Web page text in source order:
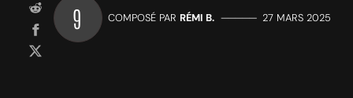
9 COMPOSÉ PAR RÉMI B. ————— 27 MARS 2025